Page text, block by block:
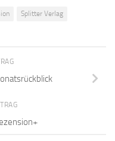
Splitter Verlag